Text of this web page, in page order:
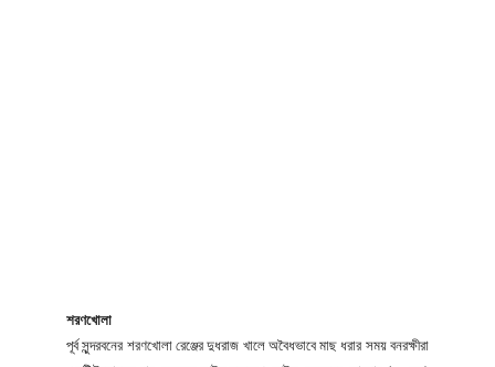
শরণখোলা
পূর্ব সুন্দরবনের শরণখোলা রেঞ্জের দুধরাজ খালে অবৈধভাবে মাছ ধরার সময় বনরক্ষীরা